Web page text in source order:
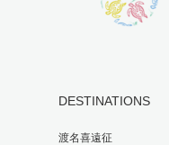
DESTINATIONS
渡名喜遠征